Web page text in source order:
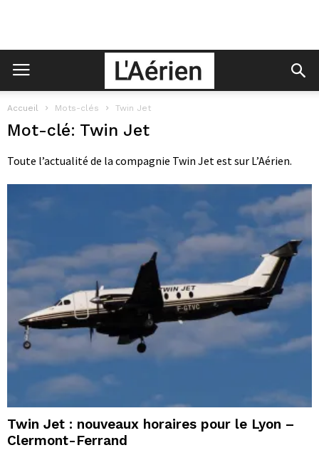
Accueil Mots-clés Twin Jet
Mot-clé: Twin Jet
Toute l’actualité de la compagnie Twin Jet est sur L’Aérien.
Twin Jet : nouveaux horaires pour le Lyon –
Clermont-Ferrand